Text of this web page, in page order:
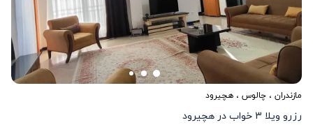
مازندران ، چالوس ، هچیرود
رزرو ویلا 3 خواب در هچیرود